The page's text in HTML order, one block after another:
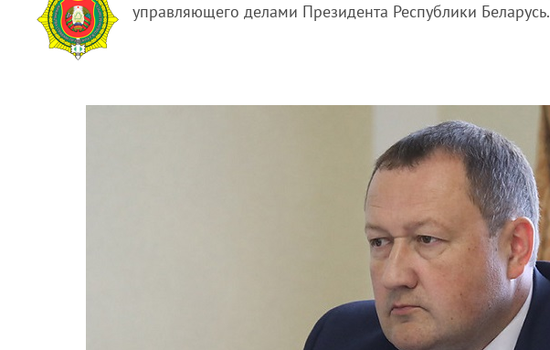
управляющего делами Президента Республики Беларусь.